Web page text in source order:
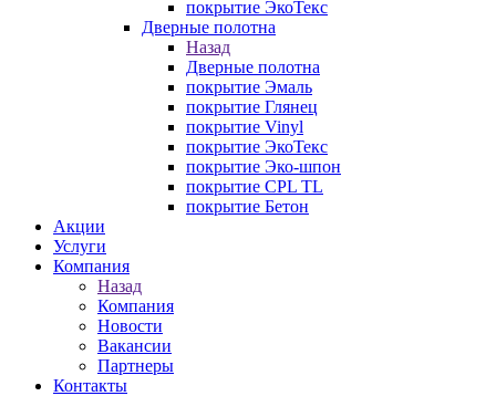
покрытие ЭкоТекс
Дверные полотна
Назад
Дверные полотна
покрытие Эмаль
покрытие Глянец
покрытие Vinyl
покрытие ЭкоТекс
покрытие Эко-шпон
покрытие CPL TL
покрытие Бетон
Акции
Услуги
Компания
Назад
Компания
Новости
Вакансии
Партнеры
Контакты